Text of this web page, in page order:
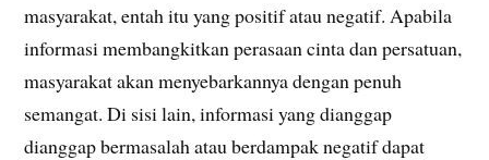
masyarakat, entah itu yang positif atau negatif. Apabila
informasi membangkitkan perasaan cinta dan persatuan,
masyarakat akan menyebarkannya dengan penuh
semangat. Di sisi lain, informasi yang dianggap
dianggap bermasalah atau berdampak negatif dapat